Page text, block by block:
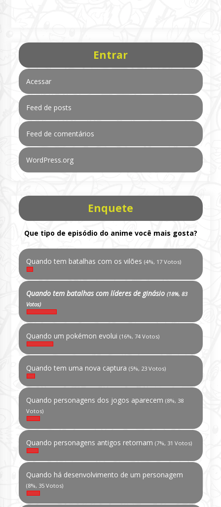
Entrar
Acessar
Feed de posts
Feed de comentários
WordPress.org
Enquete
Que tipo de episódio do anime você mais gosta?
Quando tem batalhas com os vilões (4%, 17 Votos)
Quando tem batalhas com líderes de ginásio (18%, 83
Votos)
Quando um pokémon evolui (16%, 74 Votos)
Quando tem uma nova captura (5%, 23 Votos)
Quando personagens dos jogos aparecem (8%, 38
Votos)
Quando personagens antigos retornam (7%, 31 Votos)
Quando há desenvolvimento de um personagem
(8%, 35 Votos)